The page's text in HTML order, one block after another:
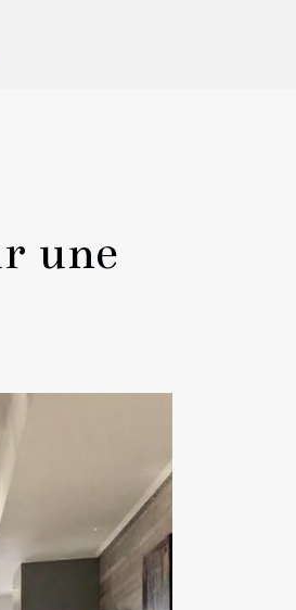
une